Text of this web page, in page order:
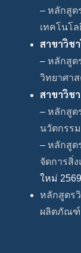
–หลักสูต
เทคโนโ
สาขาวิช
–หลักสูต
วิทยาศา
สาขาวิช
–หลักสูต
นวัตกรร
–หลักสูต
จัดการสิ่
ใหม่
หลักสูตร
ผลิตภัณฑ์